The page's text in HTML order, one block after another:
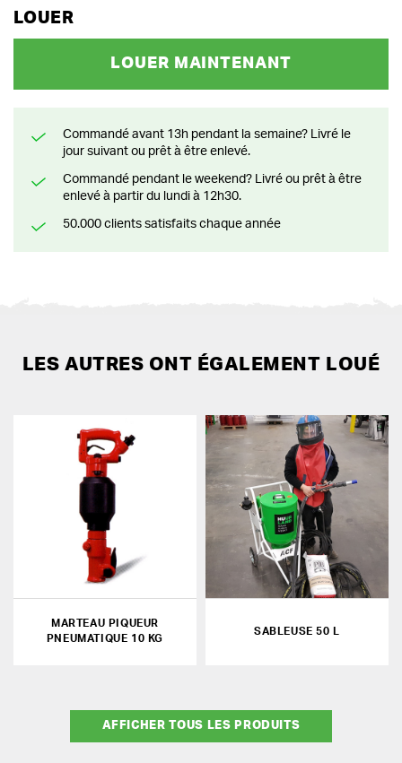
LOUER
LOUER MAINTENANT
Commandé avant 13h pendant la semaine? Livré le
jour suivant ou prêt à être enlevé.
Commandé pendant le weekend? Livré ou prêt à être
enlevé à partir du lundi à 12h30.
50.000 clients satisfaits chaque année
LES AUTRES ONT ÉGALEMENT LOUÉ
MARTEAU PIQUEUR
PNEUMATIQUE 10 KG
SABLEUSE 50 L
AFFICHER TOUS LES PRODUITS